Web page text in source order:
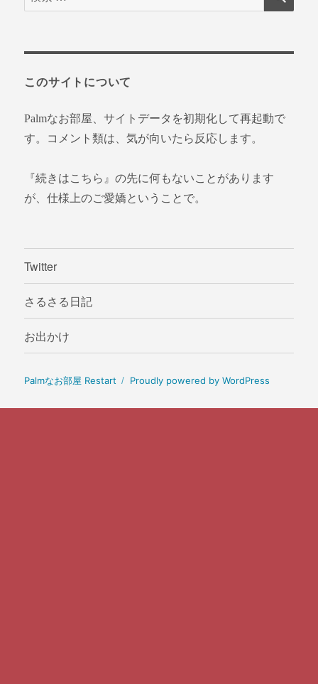
索
象:
このサイトについて
Palmなお部屋、サイトデータを初期化して再起動で
す。コメント類は、気が向いたら反応します。
『続きはこちら』の先に何もないことがあります
が、仕様上のご愛嬌ということで。
Twitter
さるさる日記
お出かけ
Palmなお部屋 Restart Proudly powered by WordPress